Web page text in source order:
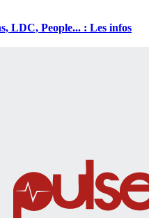
LDC, People... : Les infos